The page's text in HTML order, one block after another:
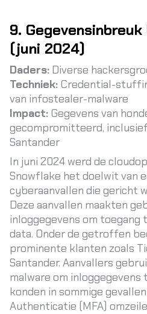
9.
(juni 2024)
Daders: Diverse
Techniek: Credential-
van infostealer-malware
Impact: Gegevens van
gecompromitteerd,
Santander
In juni 2024 werd de
Snowflake het doelwit van
cyberaanvallen die gericht
Deze aanvallen maakten
inloggegevens om
data. Onder de getroffen
prominente klanten zoals
Santander. Aanvallers
malware om inloggegevens
konden in sommige
Authenticatie (MFA)